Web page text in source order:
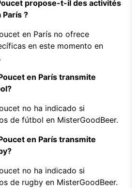
propose-t-il des activités
París ?
en París no ofrece
en este momento en
en París transmite
no ha indicado si
de fútbol en MisterGoodBeer.
en París transmite
no ha indicado si
de rugby en MisterGoodBeer.